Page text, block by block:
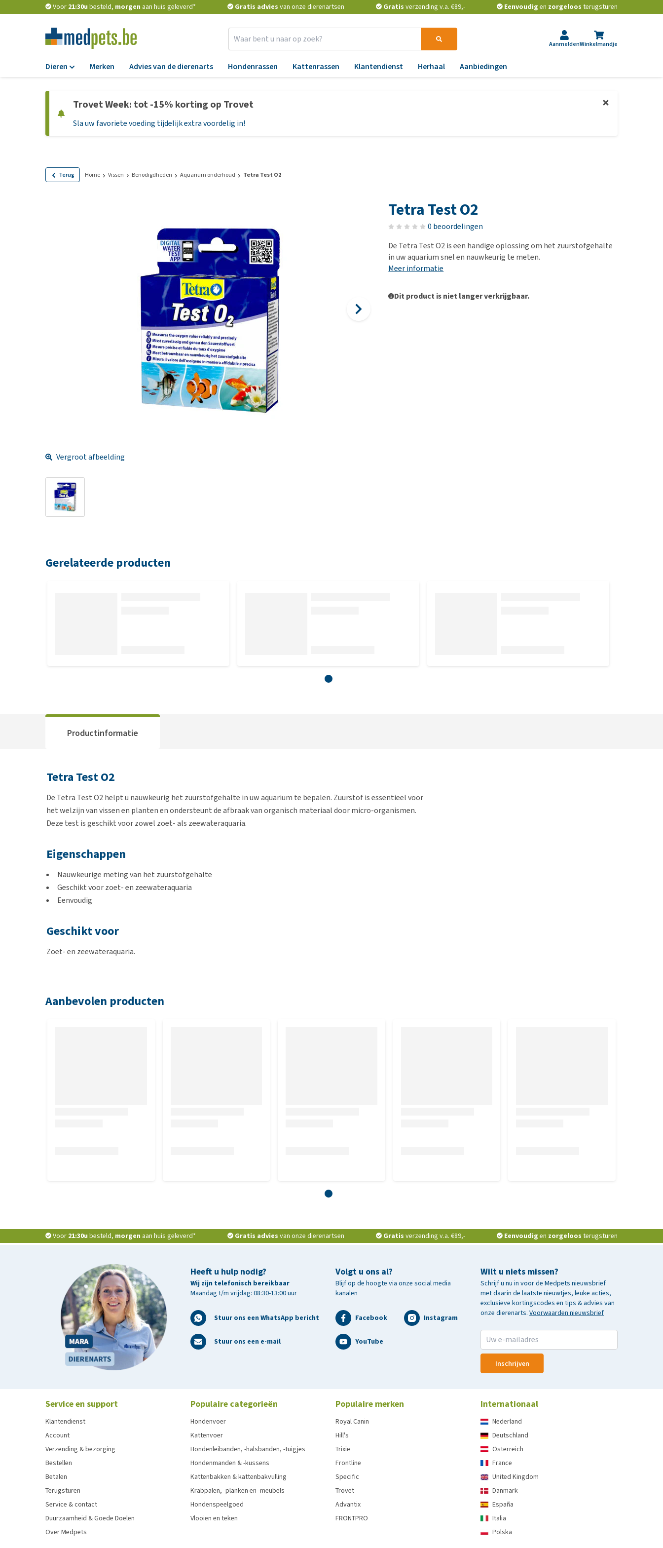
Voor 21:30u besteld, morgen aan huis geleverd* Gratis advies van onze dierenartsen Gratis verzending v.a. €89,- Eenvoudig en zorgeloos terugsturen
AanmeldenWinkelmandje
Dieren
Hondenbrokken
Natvoer
Graanvrij hondenvoer
Biologisch hondenvoer
Vegan hondenvoer
Snacks
Bekijk alles
Verkoeling
Speelgoed
Bench
Op reis en onderweg
Puppy benodigdheden
Bekijk alles
Maag, darmen en diarree
Nierproblemen
Overgewicht en conditie
Spieren, pezen en botten
Bekijk alles
Merken Advies van de dierenarts Hondenrassen Kattenrassen Klantendienst Herhaal Aanbiedingen
Trovet Week: tot -15% korting op Trovet
Sla uw favoriete voeding tijdelijk extra voordelig in!
Terug Home Vissen Benodigdheden Aquarium onderhoud Tetra Test O2
Tetra Test O2
0 beoordelingen
De Tetra Test O2 is een handige oplossing om het zuurstofgehalte
in uw aquarium snel en nauwkeurig te meten.
Meer informatie
Vergroot afbeelding
Dit product is niet langer verkrijgbaar.
Gerelateerde producten
Productinformatie
Tetra Test O2
De Tetra Test O2 helpt u nauwkeurig het zuurstofgehalte in uw aquarium te bepalen. Zuurstof is essentieel voor
het welzijn van vissen en planten en ondersteunt de afbraak van organisch materiaal door micro-organismen.
Deze test is geschikt voor zowel zoet- als zeewateraquaria.
Eigenschappen
Nauwkeurige meting van het zuurstofgehalte
Geschikt voor zoet- en zeewateraquaria
Eenvoudig
Geschikt voor
Zoet- en zeewateraquaria.
Volgens de instructies op de verpakking.
Aanbevolen producten
Voor 21:30u besteld, morgen aan huis geleverd* Gratis advies van onze dierenartsen Gratis verzending v.a. €89,- Eenvoudig en zorgeloos terugsturen
Heeft u hulp nodig?
Wij zijn telefonisch bereikbaar
Maandag t/m vrijdag: 08:30-13:00 uur
Stuur ons een WhatsApp bericht
Stuur ons een e-mail
Wilt u niets missen?
Schrijf u nu in voor de Medpets nieuwsbrief
met daarin de laatste nieuwtjes, leuke acties,
exclusieve kortingscodes en tips & advies van
onze dierenarts. Voorwaarden nieuwsbrief
Inschrijven
Volgt u ons al?
Blijf op de hoogte via onze social media
kanalen
Facebook Instagram
YouTube
Service en support
Klantendienst
Account
Verzending & bezorging
Bestellen
Betalen
Terugsturen
Service & contact
Duurzaamheid & Goede Doelen
Over Medpets
Populaire categorieën
Hondenvoer
Kattenvoer
Hondenleibanden, -halsbanden, -tuigjes
Hondenmanden & -kussens
Kattenbakken & kattenbakvulling
Krabpalen, -planken en -meubels
Hondenspeelgoed
Vlooien en teken
Populaire merken
Royal Canin
Hill's
Trixie
Frontline
Specific
Trovet
Advantix
FRONTPRO
Internationaal
Nederland
Deutschland
Österreich
France
United Kingdom
Danmark
España
Italia
Polska